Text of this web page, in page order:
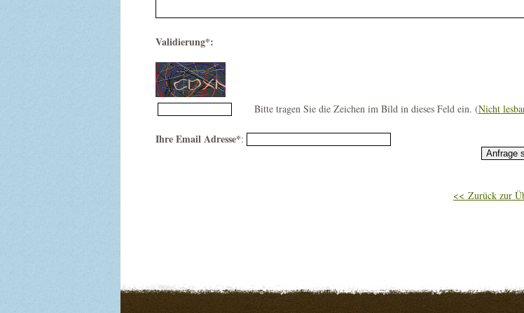
Validierung*:
Bitte tragen Sie die Zeichen im Bild in dieses Feld ein. (Nicht
Ihre Email Adresse*:
<< Zurück zur